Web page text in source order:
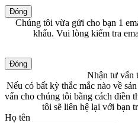
Đóng
Chúng tôi vừa gửi cho bạn 1
khẩu. Vui lòng kiểm tra
Đóng
Nhận tư vấn
Nếu có bất kỳ thắc mắc nào về
vấn cho chúng tôi bằng cách điền
tôi sẽ liên hệ lại với bạn
Họ tên